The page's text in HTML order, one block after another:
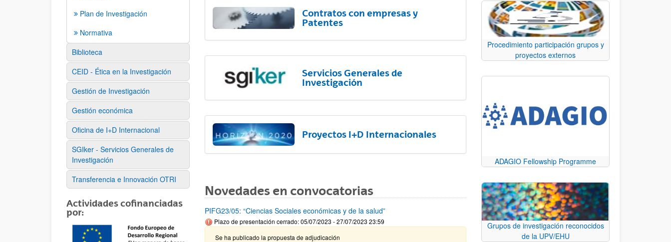
Plan de Investigación
Normativa
Biblioteca
CEID - Ética en la Investigación
Gestión de Investigación
Gestión económica
Oficina de I+D Internacional
SGIker - Servicios Generales de
Investigación
Transferencia e Innovación OTRI
Actividades cofinanciadas
por:
Contratos con empresas y
Patentes
Servicios Generales de
Investigación
Proyectos I+D Internacionales
Novedades en convocatorias
PIFG23/05: “Ciencias Sociales económicas y de la salud”
Plazo de presentación cerrado: 05/07/2023 - 27/07/2023 23:59
Se ha publicado la propuesta de adjudicación
Procedimiento participación grupos y
proyectos externos
ADAGIO Fellowship Programme
Grupos de investigación reconocidos
de la UPV/EHU